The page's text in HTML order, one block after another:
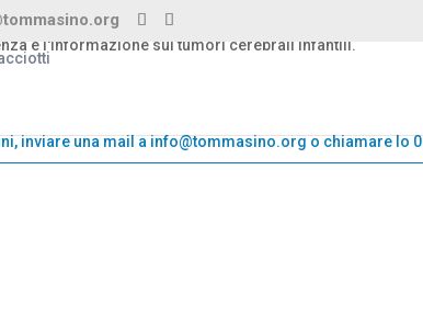
inviare una mail a info@tommasino.org o chiamare lo
e l'informazione sui tumori cerebrali infantili.